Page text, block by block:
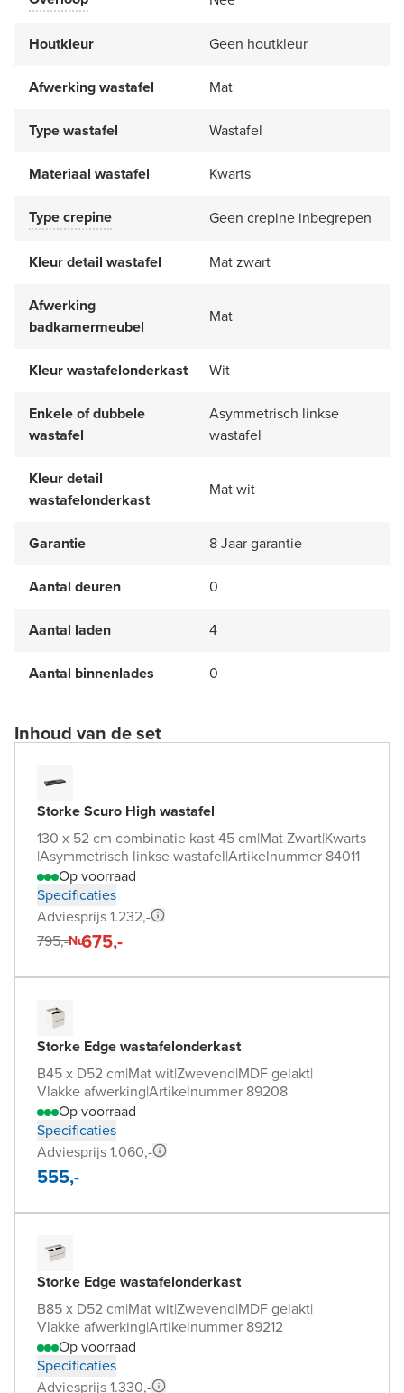
Houtkleur Geen houtkleur
Afwerking wastafel Mat
Type wastafel Wastafel
Materiaal wastafel Kwarts
Type crepine Geen crepine inbegrepen
Kleur detail wastafel Mat zwart
Afwerking
badkamermeubel
Mat
Kleur wastafelonderkast Wit
Enkele of dubbele
wastafel
Asymmetrisch linkse
wastafel
Kleur detail
wastafelonderkast
Mat wit
Garantie 8 Jaar garantie
Aantal deuren 0
Aantal laden 4
Aantal binnenlades 0
Inhoud van de set
Storke Scuro High wastafel
130 x 52 cm combinatie kast 45 cm|Mat Zwart|Kwarts
|Asymmetrisch linkse wastafel|Artikelnummer 84011
Op voorraad
Specificaties
Adviesprijs 1.232,-
795,-Nu675,-
Storke Edge wastafelonderkast
B45 x D52 cm|Mat wit|Zwevend|MDF gelakt|
Vlakke afwerking|Artikelnummer 89208
Op voorraad
Specificaties
Adviesprijs 1.060,-
555,-
Storke Edge wastafelonderkast
B85 x D52 cm|Mat wit|Zwevend|MDF gelakt|
Vlakke afwerking|Artikelnummer 89212
Op voorraad
Specificaties
Adviesprijs 1.330,-